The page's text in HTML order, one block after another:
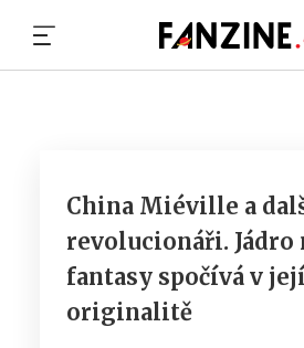
China Miéville a
revolucionáři. Jádro
fantasy spočívá v
originalitě